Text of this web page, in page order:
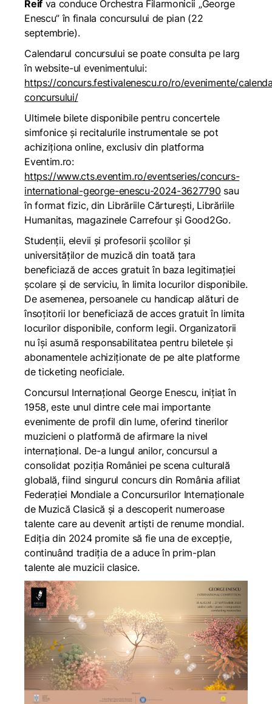
Reif va conduce Orchestra Filarmonicii „George
Enescu” în finala concursului de pian (22
septembrie).
Calendarul concursului se poate consulta pe larg
în website-ul evenimentului:
https://concurs.festivalenescu.ro/ro/evenimente/
concursului/
Ultimele bilete disponibile pentru concertele
simfonice și recitalurile instrumentale se pot
achiziționa online, exclusiv din platforma
Eventim.ro:
https://www.cts.eventim.ro/eventseries/concurs-
international-george-enescu-2024-3627790 sau
în format fizic, din Librăriile Cărturești, Librăriile
Humanitas, magazinele Carrefour și Good2Go.
Studenții, elevii și profesorii școlilor și
universităților de muzică din toată țara
beneficiază de acces gratuit în baza legitimației
școlare și de serviciu, în limita locurilor disponibile.
De asemenea, persoanele cu handicap alături de
însoțitorii lor beneficiază de acces gratuit în limita
locurilor disponibile, conform legii. Organizatorii
nu își asumă responsabilitatea pentru biletele și
abonamentele achiziționate de pe alte platforme
de ticketing neoficiale.
Concursul Internațional George Enescu, inițiat în
1958, este unul dintre cele mai importante
evenimente de profil din lume, oferind tinerilor
muzicieni o platformă de afirmare la nivel
internațional. De-a lungul anilor, concursul a
consolidat poziția României pe scena culturală
globală, fiind singurul concurs din România afiliat
Federației Mondiale a Concursurilor Internaționale
de Muzică Clasică și a descoperit numeroase
talente care au devenit artiști de renume mondial.
Ediția din 2024 promite să fie una de excepție,
continuând tradiția de a aduce în prim-plan
talente ale muzicii clasice.